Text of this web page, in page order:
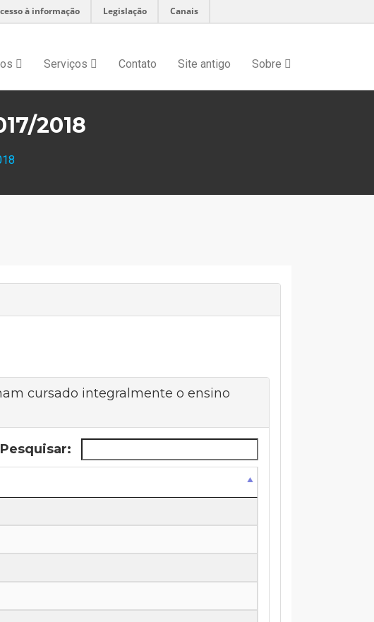
à informação Legislação Canais
Serviços Contato Site antigo Sobre
2018
cursado integralmente o ensino
Pesquisar: